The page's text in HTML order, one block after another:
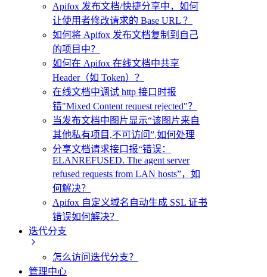
Apifox 发布文档/快捷分享中，如何
让使用者修改请求的 Base URL ？
如何将 Apifox 发布文档复制到自己
的项目中？
如何在 Apifox 在线文档中共享
Header（如 Token）？
在线文档中调试 http 接口时报
错"Mixed Content request rejected"？
当发布文档中图片显示“该图片来自
其他私有项目,不可访问”,如何处理
分享文档请求接口报“错误：
ELANREFUSED. The agent server
refused requests from LAN hosts”，如
何解决？
Apifox 自定义域名自动生成 SSL 证书
错误如何解决？
迭代分支
怎么访问迭代分支？
管理中心